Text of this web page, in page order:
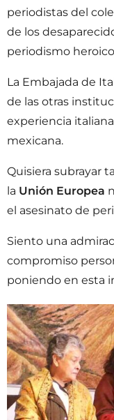
periodistas del
de los
periodismo
La Embajada de
de las otras
experiencia
mexicana.
Quisiera subrayar
la Unión Europea
el asesinato de
Siento una
compromiso
poniendo en esta